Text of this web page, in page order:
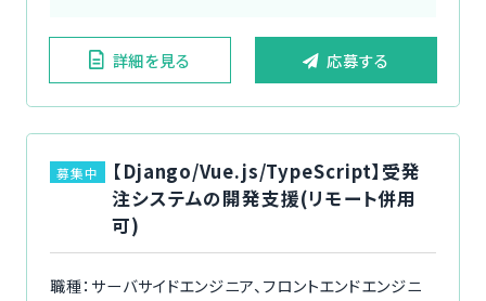
詳細を見る 応募する
募集中
【Django/Vue.js/TypeScript】受発
注システムの開発支援(リモート併用
可)
職種：サーバサイドエンジニア、フロントエンドエンジニ